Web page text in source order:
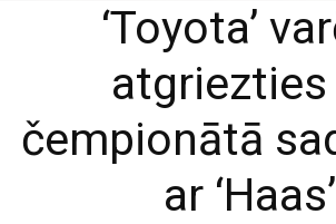
‘Toyota’
atgriezties
čempionātā
ar ‘Haas’